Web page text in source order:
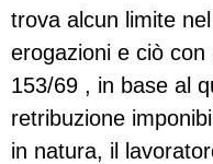
trova alcun limite
erogazioni e ciò con
153/69 , in base al
retribuzione
in natura, il